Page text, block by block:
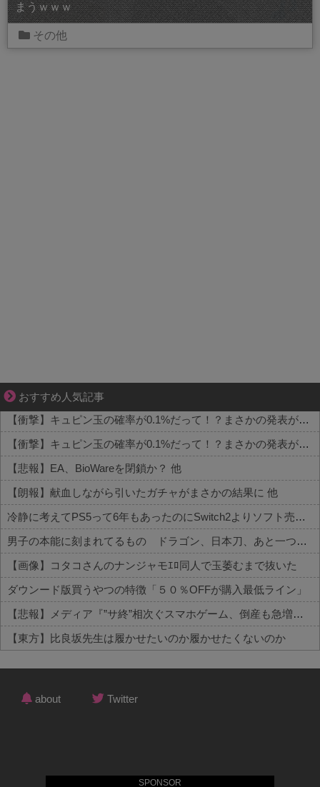
SPONSOR
まうｗｗｗ
その他
おすすめ人気記事
不器用な二人が辿り着いた、切なく温かい恋物語
【衝撃】キュピン玉の確率が0.1%だって！？まさかの発表がコチラ 他
【衝撃】キュピン玉の確率が0.1%だって！？まさかの発表がコチラ 他
【悲報】EA、BioWareを閉鎖か？ 他
【朗報】献血しながら引いたガチャがまさかの結果に 他
冷静に考えてPS5って6年もあったのにSwitch2よりソフト売れないのヤバいよな 他
男子の本能に刻まれてるもの ドラゴン、日本刀、あと一つは？
【画像】コタコさんのナンジャモｴﾛ同人で玉萎むまで抜いた
ダウンード版買うやつの特徴「５０％OFFが購入最低ライン」
【悲報】メディア『”サ終”相次ぐスマホゲーム、倒産も急増。過去最多ペースで推移』
【東方】比良坂先生は履かせたいのか履かせたくないのか
Powered by livedoor 相互RSS
about Twitter